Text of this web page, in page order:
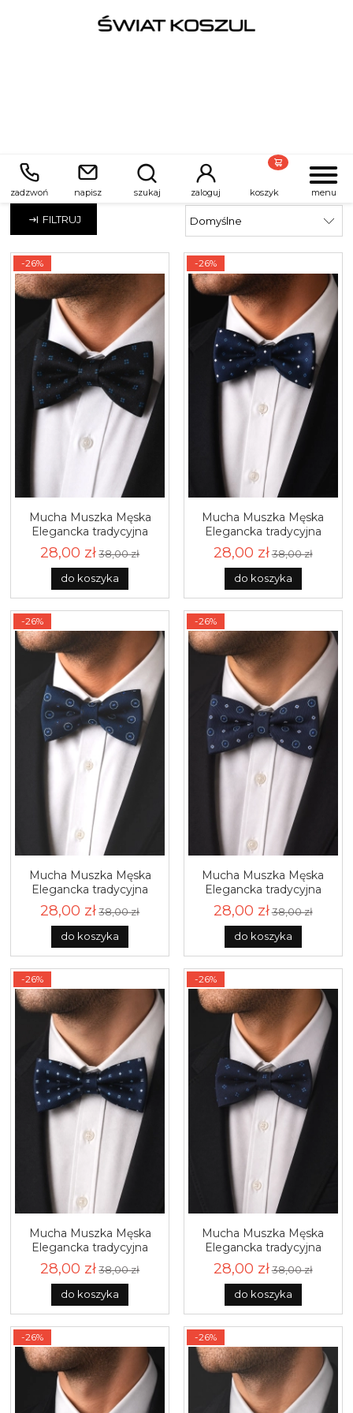
menu
zadzwoń napisz szukaj zaloguj koszyk
Błękitny
FILTRUJ
Mucha Muszka Męska
Elegancka tradycyjna
czarna we wzorki gotowa
M474
28,00 zł 38,00 zł
do koszyka
-26%
Mucha Muszka Męska
Elegancka tradycyjna
granatowa we wzorki
gotowa M470
28,00 zł38,00 zł
do koszyka
-26%
Mucha Muszka Męska
Elegancka tradycyjna
granatowa we wzorki
gotowa M468
28,00 zł 38,00 zł
do koszyka
-26%
Mucha Muszka Męska
Elegancka tradycyjna
granatowa we wzorki
gotowa M461
28,00 zł38,00 zł
do koszyka
-26%
Mucha Muszka Męska
Elegancka tradycyjna
granatowa we wzorki
gotowa M459
28,00 zł 38,00 zł
do koszyka
-26%
Mucha Muszka Męska
Elegancka tradycyjna
granatowa we wzorki
gotowa M453
28,00 zł38,00 zł
do koszyka
-26%
-26% -26%